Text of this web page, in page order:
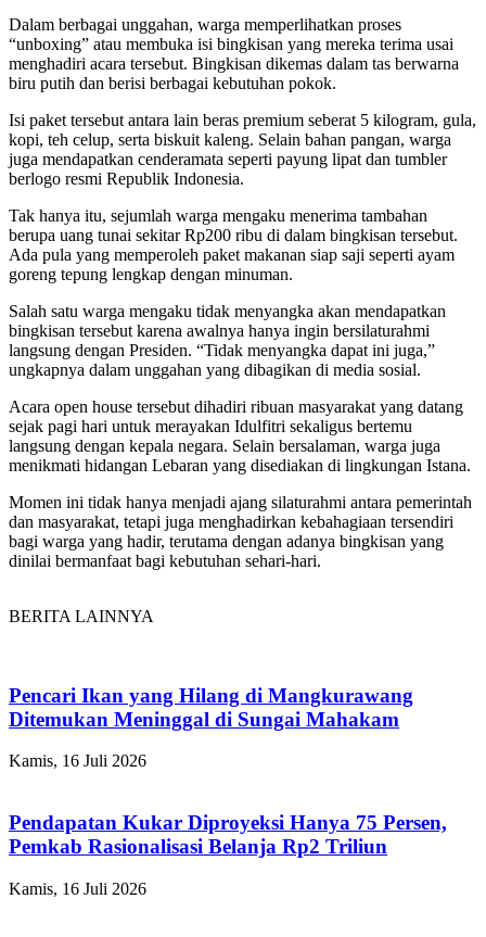
Dalam berbagai unggahan, warga memperlihatkan proses
“unboxing” atau membuka isi bingkisan yang mereka terima usai
menghadiri acara tersebut. Bingkisan dikemas dalam tas berwarna
biru putih dan berisi berbagai kebutuhan pokok.
Isi paket tersebut antara lain beras premium seberat 5 kilogram, gula,
kopi, teh celup, serta biskuit kaleng. Selain bahan pangan, warga
juga mendapatkan cenderamata seperti payung lipat dan tumbler
berlogo resmi Republik Indonesia.
Tak hanya itu, sejumlah warga mengaku menerima tambahan
berupa uang tunai sekitar Rp200 ribu di dalam bingkisan tersebut.
Ada pula yang memperoleh paket makanan siap saji seperti ayam
goreng tepung lengkap dengan minuman.
Salah satu warga mengaku tidak menyangka akan mendapatkan
bingkisan tersebut karena awalnya hanya ingin bersilaturahmi
langsung dengan Presiden. “Tidak menyangka dapat ini juga,”
ungkapnya dalam unggahan yang dibagikan di media sosial.
Acara open house tersebut dihadiri ribuan masyarakat yang datang
sejak pagi hari untuk merayakan Idulfitri sekaligus bertemu
langsung dengan kepala negara. Selain bersalaman, warga juga
menikmati hidangan Lebaran yang disediakan di lingkungan Istana.
Momen ini tidak hanya menjadi ajang silaturahmi antara pemerintah
dan masyarakat, tetapi juga menghadirkan kebahagiaan tersendiri
bagi warga yang hadir, terutama dengan adanya bingkisan yang
dinilai bermanfaat bagi kebutuhan sehari-hari.
BERITA LAINNYA
Pencari Ikan yang Hilang di Mangkurawang
Ditemukan Meninggal di Sungai Mahakam
Kamis, 16 Juli 2026
Pendapatan Kukar Diproyeksi Hanya 75 Persen,
Pemkab Rasionalisasi Belanja Rp2 Triliun
Kamis, 16 Juli 2026